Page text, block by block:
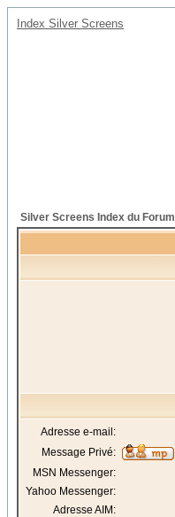
Index Silver Screens
Silver Screens Index du Forum
Adresse e-mail:
Message Privé:
MSN Messenger:
Yahoo Messenger:
Adresse AIM: